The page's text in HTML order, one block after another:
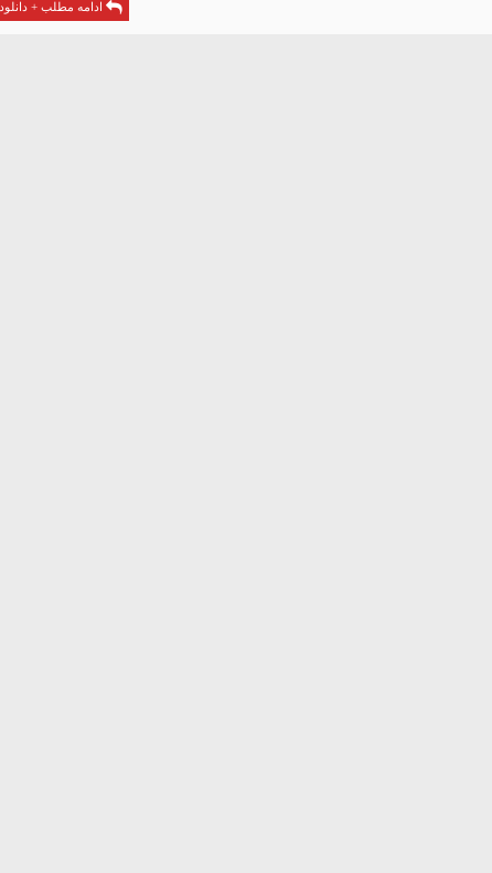
ادامه مطلب + دانلود